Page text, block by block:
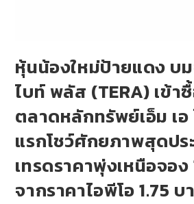
หุ้นน้องใหม่ป้ายแดง บม
ไบท์ พลัส (TERA) เข้า
ตลาดหลักทรัพย์เอ็ม เอ
แรกโชว์ศักยภาพสุดปร
เทรดราคาพุ่งเหนือจอง
จากราคาไอพีโอ 1.75